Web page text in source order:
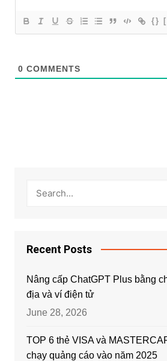
{}
0 COMMENTS
Recent Posts
Nâng cấp ChatGPT Plus bằng
địa và ví điện tử
June 28, 2026
TOP 6 thẻ VISA và
chạy quảng cáo vào năm 2025